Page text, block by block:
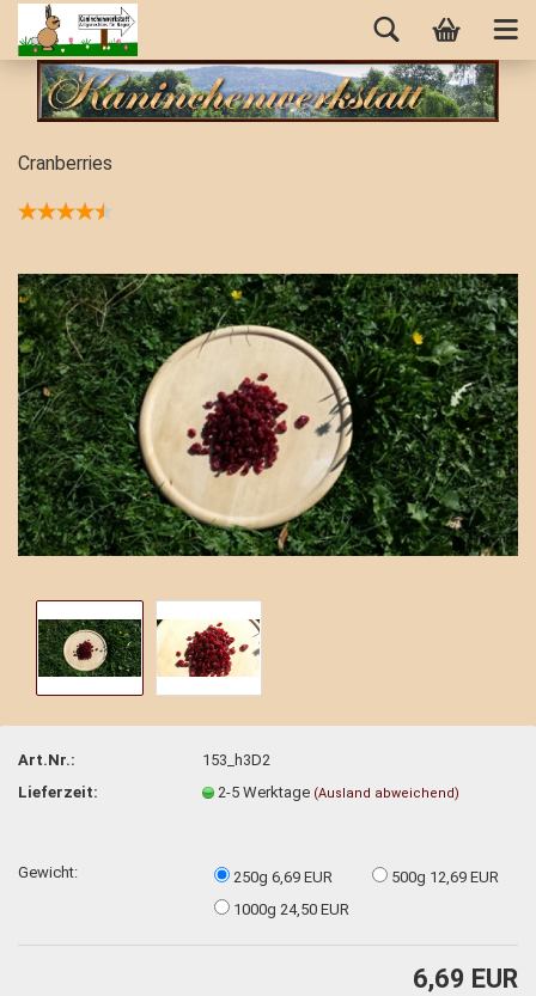
Cranberries
Art.Nr.:
153_h3D2
Lieferzeit:
2-5 Werktage (Ausland abweichend)
Gewicht: 250g 6,69 EUR
500g 12,69 EUR
1000g 24,50 EUR
6,69 EUR